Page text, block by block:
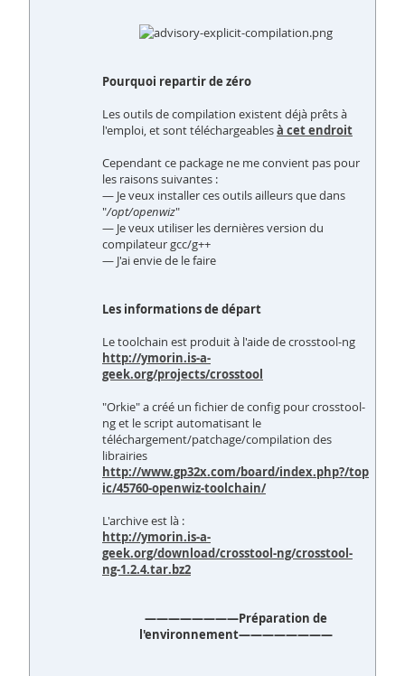
Pourquoi repartir de zéro
Les outils de compilation existent déjà prêts à
l'emploi, et sont téléchargeablesà cet endroit
Cependant ce package ne me convient pas pour
les raisons suivantes :
— Je veux installer ces outils ailleurs que dans
"/opt/openwiz"
— Je veux utiliser les dernières version du
compilateur gcc/g++
— J'ai envie de le faire
Les informations de départ
Le toolchain est produit à l'aide de crosstool-ng
http://ymorin.is-a-
geek.org/projects/crosstool
"Orkie" a créé un fichier de config pour crosstool-
ng et le script automatisant le
téléchargement/patchage/compilation des
librairies
http://www.gp32x.com/board/index.php?/top
ic/45760-openwiz-toolchain/
L'archive est là :
http://ymorin.is-a-
geek.org/download/crosstool-ng/crosstool-
ng-1.2.4.tar.bz2
————————Préparation de
l'environnement————————